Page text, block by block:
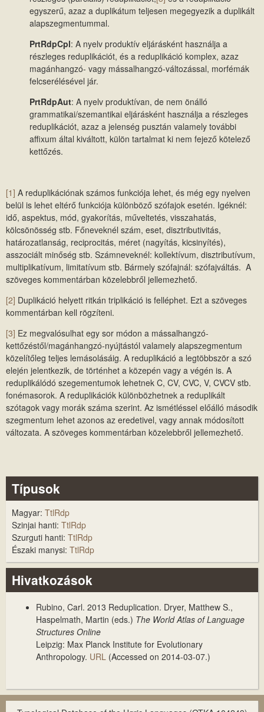
egyszerű, azaz a duplikátum teljesen megegyezik a duplikált
alapszegmentummal.
PrtRdpCpl: A nyelv produktív eljárásként használja a
részleges reduplikációt, és a reduplikáció komplex, azaz
magánhangzó- vagy mássalhangzó-változással, morfémák
felcserélésével jár.
PrtRdpAut: A nyelv produktívan, de nem önálló
grammatikai/szemantikai eljárásként használja a részleges
reduplikációt, azaz a jelenség pusztán valamely további
affixum által kiváltott, külön tartalmat ki nem fejező kötelező
kettőzés.
[1] A reduplikációnak számos funkciója lehet, és még egy nyelven
belül is lehet eltérő funkciója különböző szófajok esetén. Igéknél:
idő, aspektus, mód, gyakorítás, műveltetés, visszahatás,
kölcsönösség stb. Főneveknél szám, eset, disztributivitás,
határozatlanság, reciprocitás, méret (nagyítás, kicsinyítés),
asszociált minőség stb. Számneveknél: kollektívum, disztributívum,
multiplikatívum, limitatívum stb. Bármely szófajnál: szófajváltás. A
szöveges kommentárban közelebbről jellemezhető.
[2] Duplikáció helyett ritkán triplikáció is felléphet. Ezt a szöveges
kommentárban kell rögzíteni.
[3] Ez megvalósulhat egy sor módon a mássalhangzó-
kettőzéstől/magánhangzó-nyújtástól valamely alapszegmentum
közelítőleg teljes lemásolásáig. A reduplikáció a legtöbbször a szó
elején jelentkezik, de történhet a közepén vagy a végén is. A
reduplikálódó szegementumok lehetnek C, CV, CVC, V, CVCV stb.
fonémasorok. A reduplikációk különbözhetnek a reduplikált
szótagok vagy morák száma szerint. Az ismétléssel előálló második
szegmentum lehet azonos az eredetivel, vagy annak módosított
változata. A szöveges kommentárban közelebbről jellemezhető.
Típusok
Magyar: TtlRdp
Szinjai hanti: TtlRdp
Szurguti hanti: TtlRdp
Északi manysi: TtlRdp
Hivatkozások
Rubino, Carl. 2013 Reduplication. Dryer, Matthew S.,
Haspelmath, Martin (eds.) The World Atlas of Language
Structures Online
Leipzig: Max Planck Institute for Evolutionary
Anthropology. URL (Accessed on 2014-03-07.)